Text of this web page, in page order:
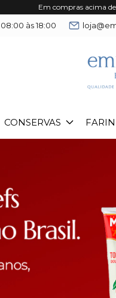
Em compras acima
às 18:00
CONSERVAS